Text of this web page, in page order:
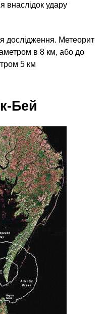
внаслідок удару
дослідження. Метеорит
в 8 км, або до
5 км
Бей